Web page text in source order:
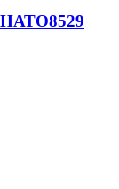
НАТО8529